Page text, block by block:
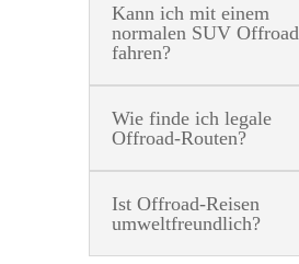
Kann ich mit einem
normalen SUV Offroad
fahren?
Wie finde ich legale
Offroad-Routen?
Ist Offroad-Reisen
umweltfreundlich?